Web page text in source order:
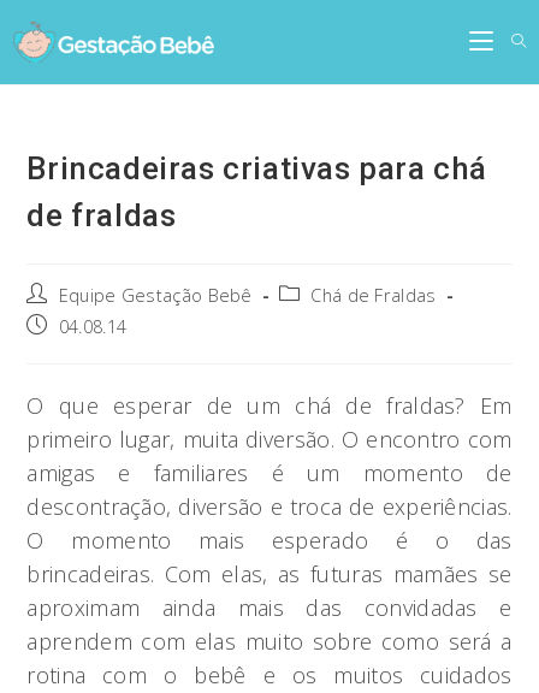
to
content
Brincadeiras criativas para chá
de fraldas
Post
author:
Equipe Gestação Bebê
PostChá de Fraldas
Post04.08.14
O que esperar de um chá de fraldas? Em
primeiro lugar, muita diversão. O encontro com
amigas e familiares é um momento de
descontração, diversão e troca de experiências.
O momento mais esperado é o das
brincadeiras. Com elas, as futuras mamães se
aproximam ainda mais das convidadas e
aprendem com elas muito sobre como será a
rotina com o bebê e os muitos cuidados